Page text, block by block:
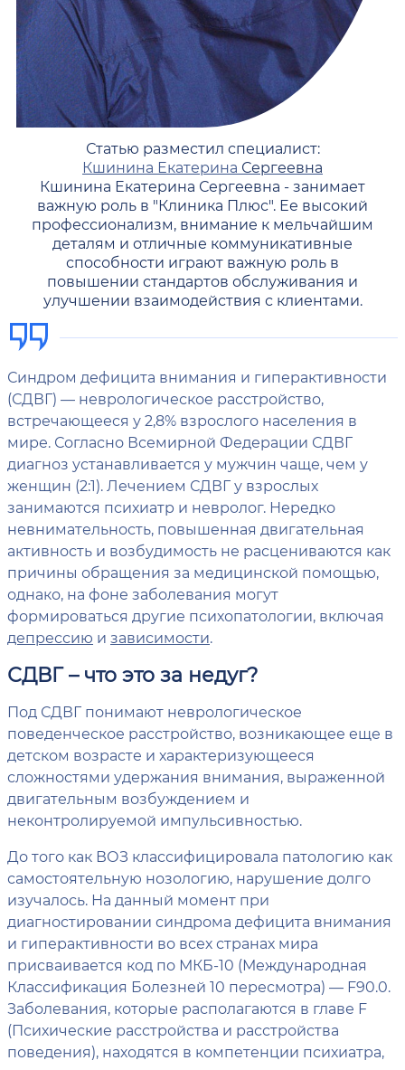
Статью разместил специалист:
Кшинина Екатерина Сергеевна
Кшинина Екатерина Сергеевна - занимает
важную роль в "Клиника Плюс". Ее высокий
профессионализм, внимание к мельчайшим
деталям и отличные коммуникативные
способности играют важную роль в
повышении стандартов обслуживания и
улучшении взаимодействия с клиентами.
Синдром дефицита внимания и гиперактивности
(СДВГ) — неврологическое расстройство,
встречающееся у 2,8% взрослого населения в
мире. Согласно Всемирной Федерации СДВГ
диагноз устанавливается у мужчин чаще, чем у
женщин (2:1). Лечением СДВГ у взрослых
занимаются психиатр и невролог. Нередко
невнимательность, повышенная двигательная
активность и возбудимость не расцениваются как
причины обращения за медицинской помощью,
однако, на фоне заболевания могут
формироваться другие психопатологии, включая
депрессию и зависимости.
СДВГ – что это за недуг?
Под СДВГ понимают неврологическое
поведенческое расстройство, возникающее еще в
детском возрасте и характеризующееся
сложностями удержания внимания, выраженной
двигательным возбуждением и
неконтролируемой импульсивностью.
До того как ВОЗ классифицировала патологию как
самостоятельную нозологию, нарушение долго
изучалось. На данный момент при
диагностировании синдрома дефицита внимания
и гиперактивности во всех странах мира
присваивается код по МКБ-10 (Международная
Классификация Болезней 10 пересмотра) — F90.0.
Заболевания, которые располагаются в главе F
(Психические расстройства и расстройства
поведения), находятся в компетенции психиатра,